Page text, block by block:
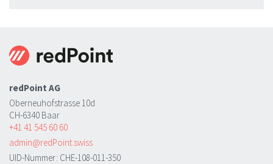
redPoint AG
Oberneuhofstrasse 10d
CH-6340 Baar
+41 41 545 60 60
admin@redPoint.swiss
UID-Nummer: CHE-108-011-350